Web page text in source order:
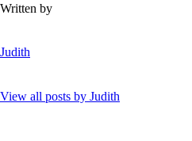
Written by
Judith
View all posts by Judith